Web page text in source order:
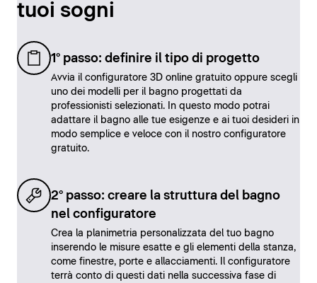
tuoi sogni
1° passo: definire il tipo di progetto
Avvia il configuratore 3D online gratuito oppure scegli
uno dei modelli per il bagno progettati da
professionisti selezionati. In questo modo potrai
adattare il bagno alle tue esigenze e ai tuoi desideri in
modo semplice e veloce con il nostro configuratore
gratuito.
2° passo: creare la struttura del bagno
nel configuratore
Crea la planimetria personalizzata del tuo bagno
inserendo le misure esatte e gli elementi della stanza,
come finestre, porte e allacciamenti. Il configuratore
terrà conto di questi dati nella successiva fase di